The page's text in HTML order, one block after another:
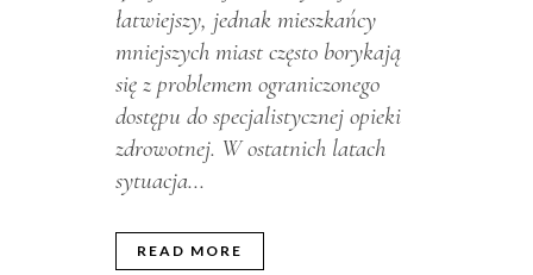
łatwiejszy, jednak mieszkańcy
mniejszych miast często borykają
się z problemem ograniczonego
dostępu do specjalistycznej opieki
zdrowotnej. W ostatnich latach
sytuacja...
READ MORE